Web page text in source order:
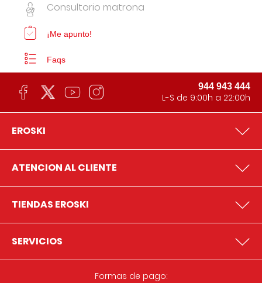
Consultorio matrona
¡Me apunto!
Faqs
944 943 444
L-S de 9:00h a 22:00h
EROSKI
ATENCION AL CLIENTE
TIENDAS EROSKI
SERVICIOS
Formas de pago: